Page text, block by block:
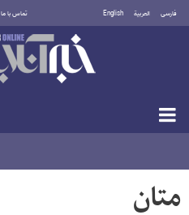
فارسی العربية English تماس با ما
پنجشنبه ۱۵ مرداد ۱۴۰۵
متان